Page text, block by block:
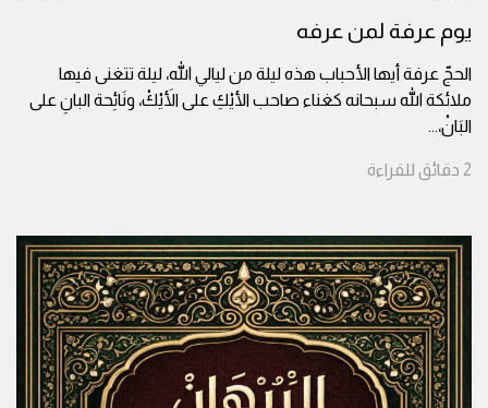
يوم عرفة لمن عرفه
الحجّ عرفة أيها الأحباب هذه ليلة من ليالي الله، ليلة تتغنى فيها
ملائكة الله سبحانه كغناء صاحب الأيْكِ على الأَيْكْ، ونَائِحة البانِ على
البَانْ،...
2 دقائق للقراءة